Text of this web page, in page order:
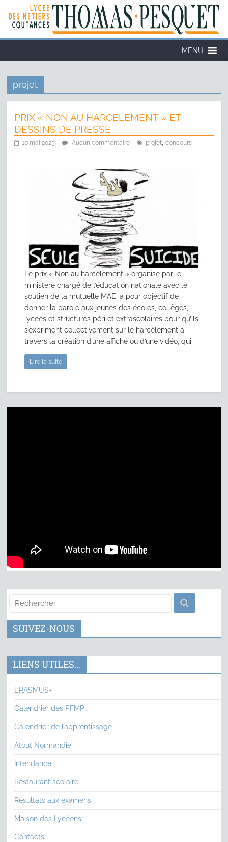
MENU
projet
PRIX « NON AU HARCÈLEMENT » ET
DESSINS DE PRESSE
10 mai 2025 Aucun commentaire projet,concours
Le prix « Non au harcèlement » organisé par le
ministère chargé de l’éducation nationale avec le
soutien de la mutuelle MAE, a pour objectif de
donner la parole aux jeunes des écoles, collèges,
lycées et structures péri et extrascolaires pour qu’ils
s’expriment collectivement sur le harcèlement à
travers la création d’une affiche ou d’une vidéo, qui
Lire la suite
SUIVEZ-NOUS
LIENS UTILES…
ERASMUS+
Calendrier des PFMP
Calendrier de l’apprentissage
Atout Normandie
Intendance
Restaurant scolaire
Résultats aux examens
Maison des Lycéens
Contacts